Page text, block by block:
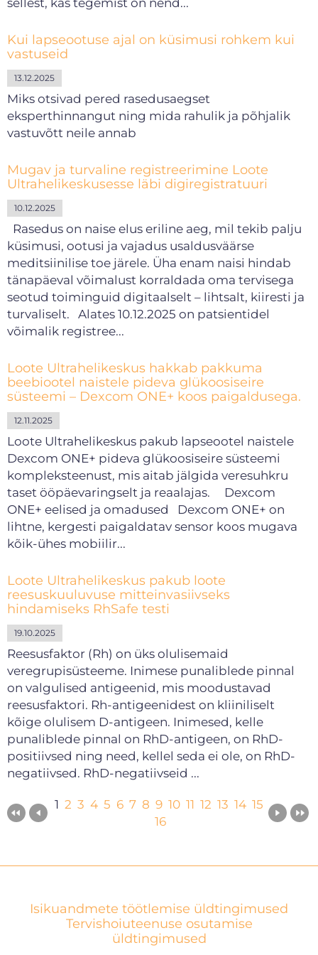
Kui lapseootuse ajal on küsimusi rohkem kui
vastuseid
13.12.2025
Miks otsivad pered rasedusaegset
eksperthinnangut ning mida rahulik ja põhjalik
vastuvõtt neile annab
Mugav ja turvaline registreerimine Loote
Ultrahelikeskusesse läbi digiregistratuuri
10.12.2025
Rasedus on naise elus eriline aeg, mil tekib palju
küsimusi, ootusi ja vajadus usaldusväärse
meditsiinilise toe järele. Üha enam naisi hindab
tänapäeval võimalust korraldada oma tervisega
seotud toiminguid digitaalselt – lihtsalt, kiiresti ja
turvaliselt. Alates 10.12.2025 on patsientidel
võimalik registree...
Loote Ultrahelikeskus hakkab pakkuma
beebiootel naistele pideva glükoosiseire
süsteemi – Dexcom ONE+ koos paigaldusega.
12.11.2025
Loote Ultrahelikeskus pakub lapseootel naistele
Dexcom ONE+ pideva glükoosiseire süsteemi
kompleksteenust, mis aitab jälgida veresuhkru
taset ööpäevaringselt ja reaalajas. Dexcom
ONE+ eelised ja omadused Dexcom ONE+ on
lihtne, kergesti paigaldatav sensor koos mugava
kõik-ühes mobiilir...
Loote Ultrahelikeskus pakub loote
reesuskuuluvuse mitteinvasiivseks
hindamiseks RhSafe testi
19.10.2025
Reesusfaktor (Rh) on üks olulisemaid
veregrupisüsteeme. Inimese punaliblede pinnal
on valgulised antigeenid, mis moodustavad
reesusfaktori. Rh-antigeenidest on kliiniliselt
kõige olulisem D-antigeen. Inimesed, kelle
punaliblede pinnal on RhD-antigeen, on RhD-
positiivsed ning need, kellel seda ei ole, on RhD-
negatiivsed. RhD-negatiivseid ...
1 2 3 4 5 6 7 8 9 10 11 12 13 14 15
16
Isikuandmete töötlemise üldtingimused
Tervishoiuteenuse osutamise
üldtingimused